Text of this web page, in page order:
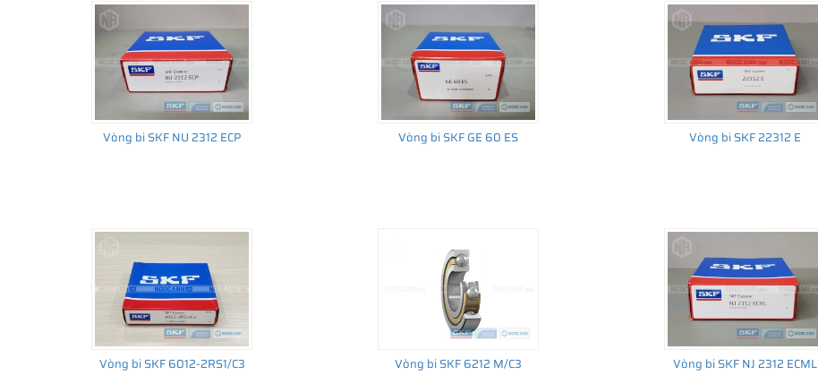
Vòng bi SKF NU 2312 ECP Vòng bi SKF GE 60 ES Vòng bi SKF 22312 E
Vòng bi SKF 6012-2RS1/C3 Vòng bi SKF 6212 M/C3 Vòng bi SKF NJ 2312 ECML